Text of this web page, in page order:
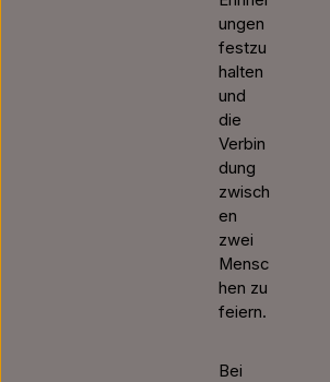
ungen
festzu
halten
und
die
Verbin
dung
zwisch
en
zwei
Mensc
hen zu
feiern.
Bei